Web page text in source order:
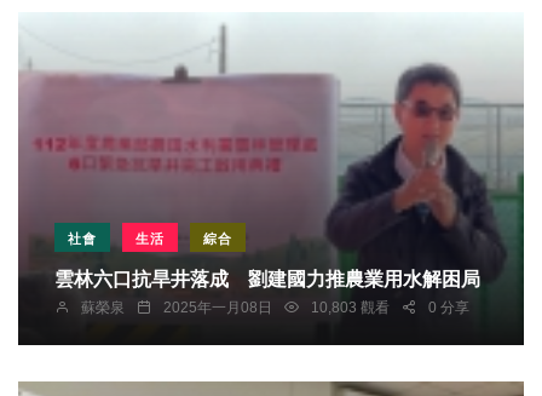
社會 生活 綜合
雲林六口抗旱井落成 劉建國力推農業用水解困局
蘇榮泉 2025年一月08日 10,803 觀看 0 分享